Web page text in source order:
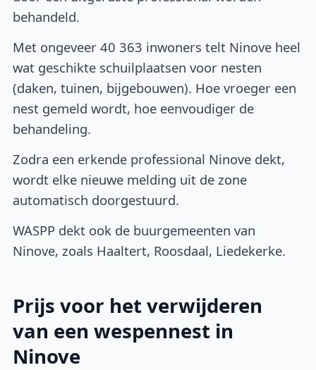
behandeld.
Met ongeveer 40 363 inwoners telt Ninove heel
wat geschikte schuilplaatsen voor nesten
(daken, tuinen, bijgebouwen). Hoe vroeger een
nest gemeld wordt, hoe eenvoudiger de
behandeling.
Zodra een erkende professional Ninove dekt,
wordt elke nieuwe melding uit de zone
automatisch doorgestuurd.
WASPP dekt ook de buurgemeenten van
Ninove, zoals Haaltert, Roosdaal, Liedekerke.
Prijs voor het verwijderen
van een wespennest in
Ninove